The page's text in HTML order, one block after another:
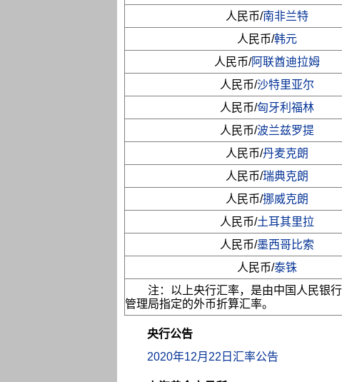
人民币/南非兰特
人民币/韩元
人民币/阿联酋迪拉姆
人民币/沙特里亚尔
人民币/匈牙利福林
人民币/波兰兹罗提
人民币/丹麦克朗
人民币/瑞典克朗
人民币/挪威克朗
人民币/土耳其里拉
人民币/墨西哥比索
人民币/泰铢
注：以上央行汇率，是由中国人民银
管理局指定的外币折算汇率。
央行公告
2020年12月22日汇率公告